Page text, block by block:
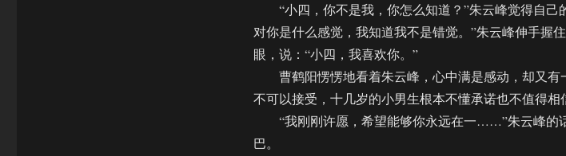
“小四，你不是我，你怎么知道？”朱云峰觉得自己
对你是什么感觉，我知道我不是错觉。”朱云峰伸手握
眼，说：“小四，我喜欢你。”
曹鹤阳愣愣地看着朱云峰，心中满是感动，却又有
不可以接受，十几岁的小男生根本不懂承诺也不值得相
“我刚刚许愿，希望能够你永远在一……”朱云峰的
巴。